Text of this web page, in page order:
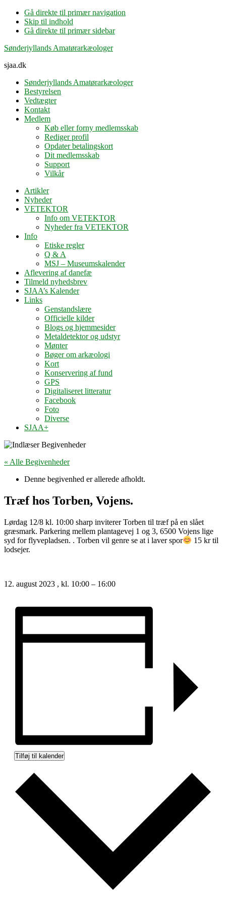
Gå direkte til primær navigation
Skip til indhold
Gå direkte til primær sidebar
Sønderjyllands Amatørarkæologer
sjaa.dk
Sønderjyllands Amatørarkæologer
Bestyrelsen
Vedtægter
Kontakt
Medlem
Køb eller forny medlemsskab
Rediger profil
Opdater betalingskort
Dit medlemsskab
Support
Vilkår
Artikler
Nyheder
VETEKTOR
Info om VETEKTOR
Nyheder fra VETEKTOR
Info
Etiske regler
Q & A
MSJ – Museumskalender
Aflevering af danefæ
Tilmeld nyhedsbrev
SJAA’s Kalender
Links
Genstandslære
Officielle kilder
Blogs og hjemmesider
Metaldetektor og udstyr
Mønter
Bøger om arkæologi
Kort
Konservering af fund
GPS
Digitaliseret litteratur
Facebook
Foto
Diverse
SJAA+
« Alle Begivenheder
Denne begivenhed er allerede afholdt.
Træf hos Torben, Vojens.
Lørdag 12/8 kl. 10:00 sharp inviterer Torben til træf på en slået
græsmark. Parkering mellem plantagevej 1 og 3, 6500 Vojens lige
syd for flyvepladsen. . Torben vil genre se at i laver spor
15 kr til
lodsejer.
12. august 2023 , kl. 10:00 – 16:00
Tilføj til kalender